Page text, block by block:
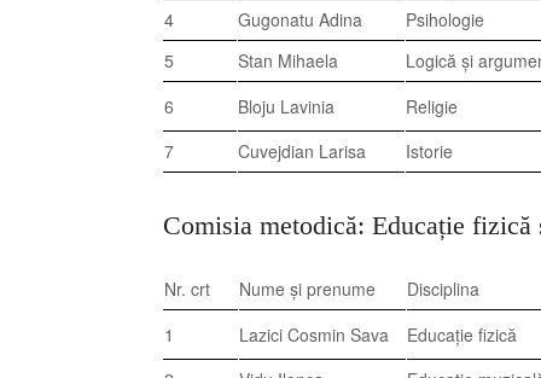
4
Gugonatu Adina
Psihologie
5
Stan Mihaela
Logică și
6
Bloju Lavinia
Religie
7
Cuvejdian Larisa Istorie
Comisia metodică: Educație
Nr. crt Nume și prenume
Disciplina
1
Lazici Cosmin Sava
Educație fizică